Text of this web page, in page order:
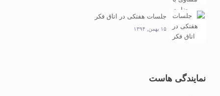
جلسات هفتکی در اتاق فکر
۱۵ بهمن, ۱۳۹۴
نمایندگی هاست